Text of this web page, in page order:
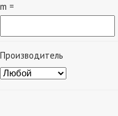
m =
Производитель